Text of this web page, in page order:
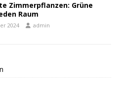
Zimmerpflanzen: Grüne
Raum
2024 admin